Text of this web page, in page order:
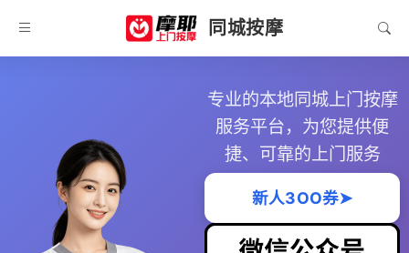
同城按摩
专业的本地同城上门按摩
服务平台，为您提供便
捷、可靠的上门服务
新人3OO券➤